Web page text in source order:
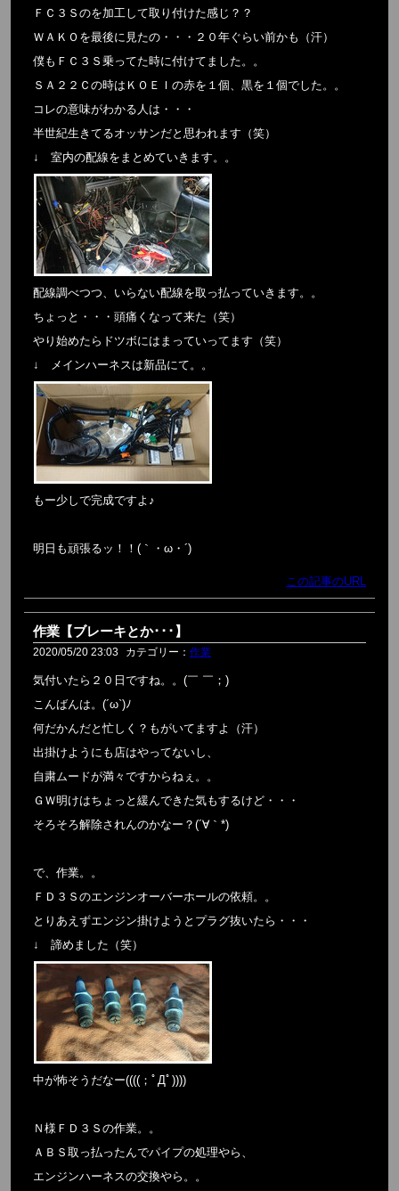
ＦＣ３Ｓのを加工して取り付けた感じ？？
ＷＡＫＯを最後に見たの・・・２０年ぐらい前かも（汗）
僕もＦＣ３Ｓ乗ってた時に付けてました。。
ＳＡ２２Ｃの時はＫＯＥＩの赤を１個、黒を１個でした。。
コレの意味がわかる人は・・・
半世紀生きてるオッサンだと思われます（笑）
↓ 室内の配線をまとめていきます。。
配線調べつつ、いらない配線を取っ払っていきます。。
ちょっと・・・頭痛くなって来た（笑）
やり始めたらドツボにはまっていってます（笑）
↓ メインハーネスは新品にて。。
もー少しで完成ですよ♪
明日も頑張るッ！！(｀・ω・´)
この記事のURL
作業【ブレーキとか･･･】
2020/05/20 23:03 カテゴリー： 作業
気付いたら２０日ですね。。(￣ ￣；)
こんばんは。(´ω`)ﾉ
何だかんだと忙しく？もがいてますよ（汗）
出掛けようにも店はやってないし、
自粛ムードが満々ですからねぇ。。
ＧＷ明けはちょっと緩んできた気もするけど・・・
そろそろ解除されんのかなー？(´∀｀*)
で、作業。。
ＦＤ３Ｓのエンジンオーバーホールの依頼。。
とりあえずエンジン掛けようとプラグ抜いたら・・・
↓ 諦めました（笑）
中が怖そうだなー((((；ﾟДﾟ))))
Ｎ様ＦＤ３Ｓの作業。。
ＡＢＳ取っ払ったんでパイプの処理やら、
エンジンハーネスの交換やら。。